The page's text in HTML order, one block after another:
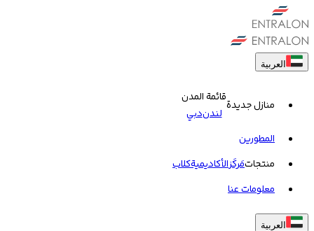
العربية
منازل جديدة
قائمة المدن
لندندبي
المطورين
منتجاتمَركَزالأكاديميةکلاب
معلومات عنا
العربية